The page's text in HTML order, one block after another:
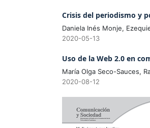
Crisis del periodismo y
Daniela Inés Monje,
2020-05-13
Uso de la Web 2.0 en
María Olga Seco-Sauces,
2020-08-12